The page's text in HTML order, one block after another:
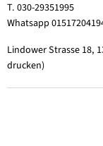
T. 030-29351995
Whatsapp
Lindower Strasse 18,
drucken)